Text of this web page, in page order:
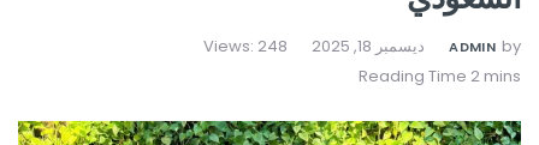
by
ADMIN ديسمبر 18, 2025 Views: 248